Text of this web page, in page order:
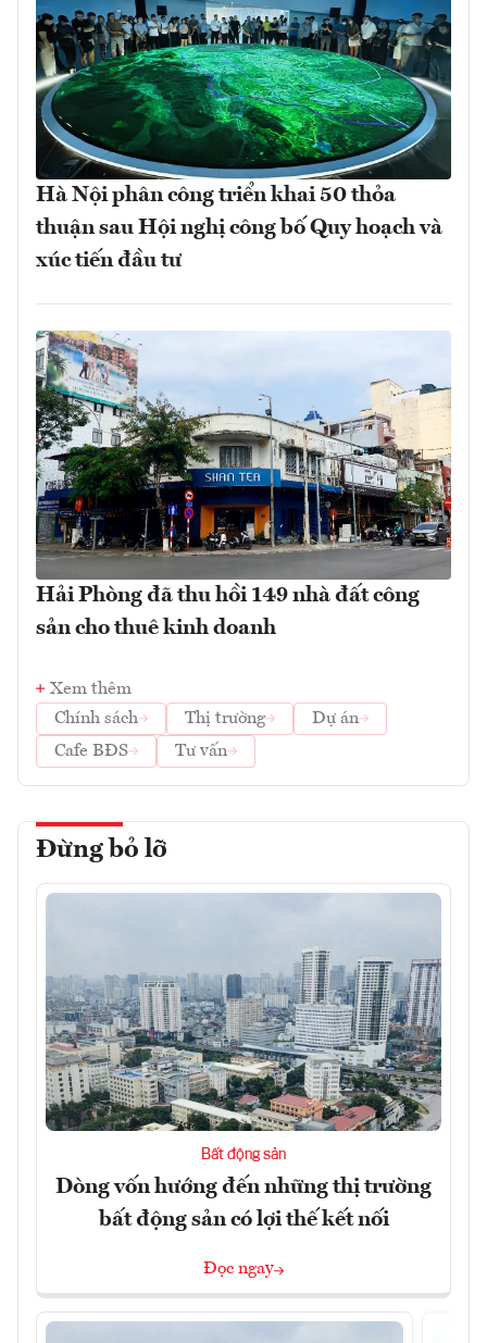
Hà Nội phân công triển khai 50 thỏa
thuận sau Hội nghị công bố Quy hoạch và
xúc tiến đầu tư
Hải Phòng đã thu hồi 149 nhà đất công
sản cho thuê kinh doanh
Xem thêm
Chính sách
Thị trường
Dự án
Cafe BĐS
Tư vấn
Đừng bỏ lỡ
Bất động sản
Dòng vốn hướng đến những thị trường
bất động sản có lợi thế kết nối
Đọc ngay